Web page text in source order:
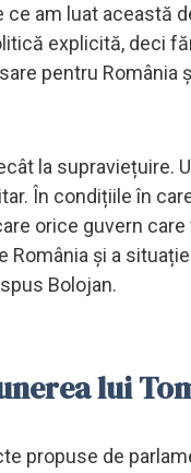
am luat această
explicită, deci
pentru România
la supraviețuire.
În condițiile în
orice guvern
România și a
Bolojan.
lui
propuse de